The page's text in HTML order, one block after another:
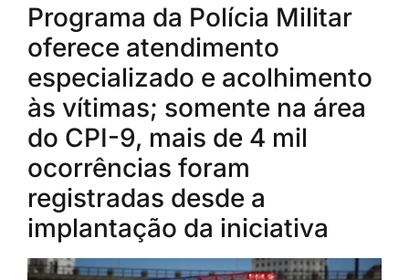
Programa da Polícia Militar
oferece atendimento
especializado e acolhimento
às vítimas; somente na área
do CPI-9, mais de 4 mil
ocorrências foram
registradas desde a
implantação da iniciativa